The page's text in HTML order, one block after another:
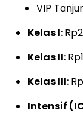
VIP
Kelas I:
Kelas II:
Kelas III:
Intensif